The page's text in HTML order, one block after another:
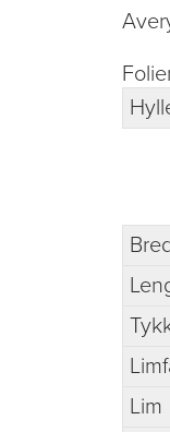
Lim